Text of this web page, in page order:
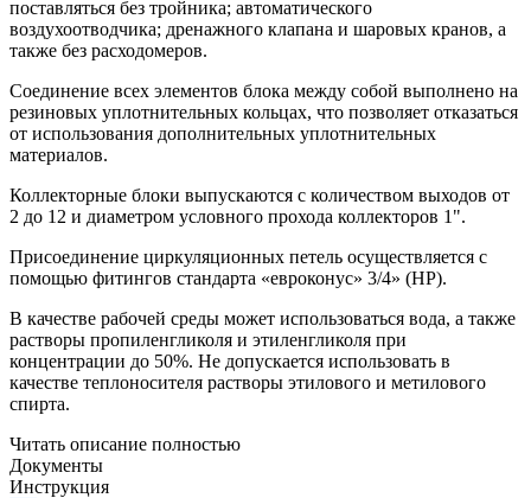
поставляться без тройника; автоматического
воздухоотводчика; дренажного клапана и шаровых кранов, а
также без расходомеров.
Соединение всех элементов блока между собой выполнено на
резиновых уплотнительных кольцах, что позволяет отказаться
от использования дополнительных уплотнительных
материалов.
Коллекторные блоки выпускаются с количеством выходов от
2 до 12 и диаметром условного прохода коллекторов 1".
Присоединение циркуляционных петель осуществляется с
помощью фитингов стандарта «евроконус» 3/4» (НР).
В качестве рабочей среды может использоваться вода, а также
растворы пропиленгликоля и этиленгликоля при
концентрации до 50%. Не допускается использовать в
качестве теплоносителя растворы этилового и метилового
спирта.
Читать описание полностью
Документы
Инструкция